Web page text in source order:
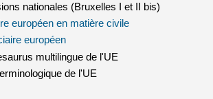
est externe)
nationales (Bruxelles I et II bis)
européen en matière civile(le lien est externe)
européen(le lien est externe)
est externe)multilingue de l'UE
externe) de l'UE